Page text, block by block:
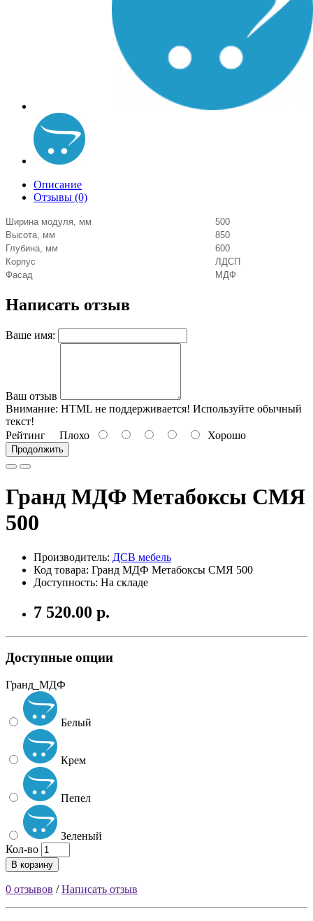
Описание
Отзывы (0)
Ширина модуля, мм
500
Высота, мм
850
Глубина, мм
600
Корпус
ЛДСП
Фасад
МДФ
Написать отзыв
Ваше имя:
Ваш отзыв
Внимание: HTML не поддерживается! Используйте обычный
текст!
Рейтинг Плохо Хорошо
Продолжить
Гранд МДФ Метабоксы СМЯ
500
Производитель: ДСВ мебель
Код товара: Гранд МДФ Метабоксы СМЯ 500
Доступность: На складе
7 520.00 р.
Доступные опции
Гранд_МДФ
Белый
Крем
Пепел
Зеленый
Кол-во
В корзину
0 отзывов /Написать отзыв